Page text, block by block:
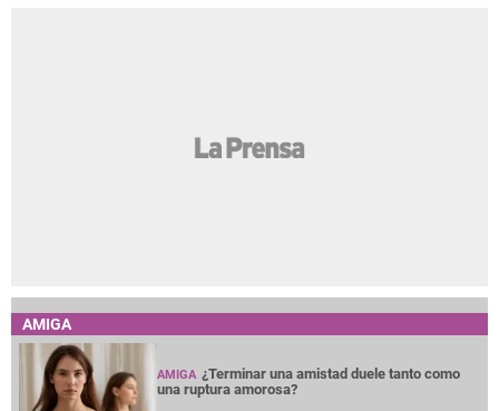
AMIGA
AMIGA ¿Terminar una amistad duele tanto como
una ruptura amorosa?